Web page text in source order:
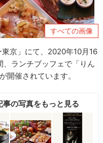
すべての画像
京」にて、2020年10⽉16
、ランチブッフェで「りん
開催されています。
事の写真をもっと見る